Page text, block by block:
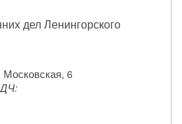
дел Ленингорского
Московская, 6